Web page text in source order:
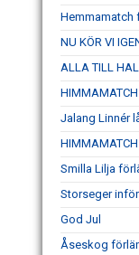
Hemmamatch
NU KÖR VI
ALLA TILL
Jalang Linnér
Smilla Lilja
Storseger
God Jul
Åseskog